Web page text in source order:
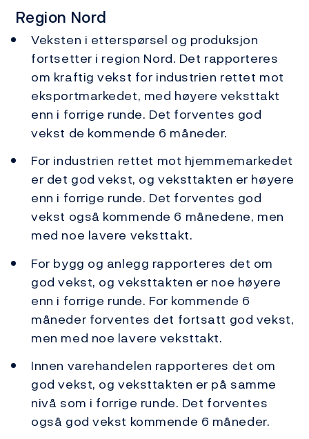
Region Nord
Veksten i etterspørsel og produksjon
fortsetter i region Nord. Det rapporteres
om kraftig vekst for industrien rettet mot
eksportmarkedet, med høyere veksttakt
enn i forrige runde. Det forventes god
vekst de kommende 6 måneder.
For industrien rettet mot hjemmemarkedet
er det god vekst, og veksttakten er høyere
enn i forrige runde. Det forventes god
vekst også kommende 6 månedene, men
med noe lavere veksttakt.
For bygg og anlegg rapporteres det om
god vekst, og veksttakten er noe høyere
enn i forrige runde. For kommende 6
måneder forventes det fortsatt god vekst,
men med noe lavere veksttakt.
Innen varehandelen rapporteres det om
god vekst, og veksttakten er på samme
nivå som i forrige runde. Det forventes
også god vekst kommende 6 måneder.